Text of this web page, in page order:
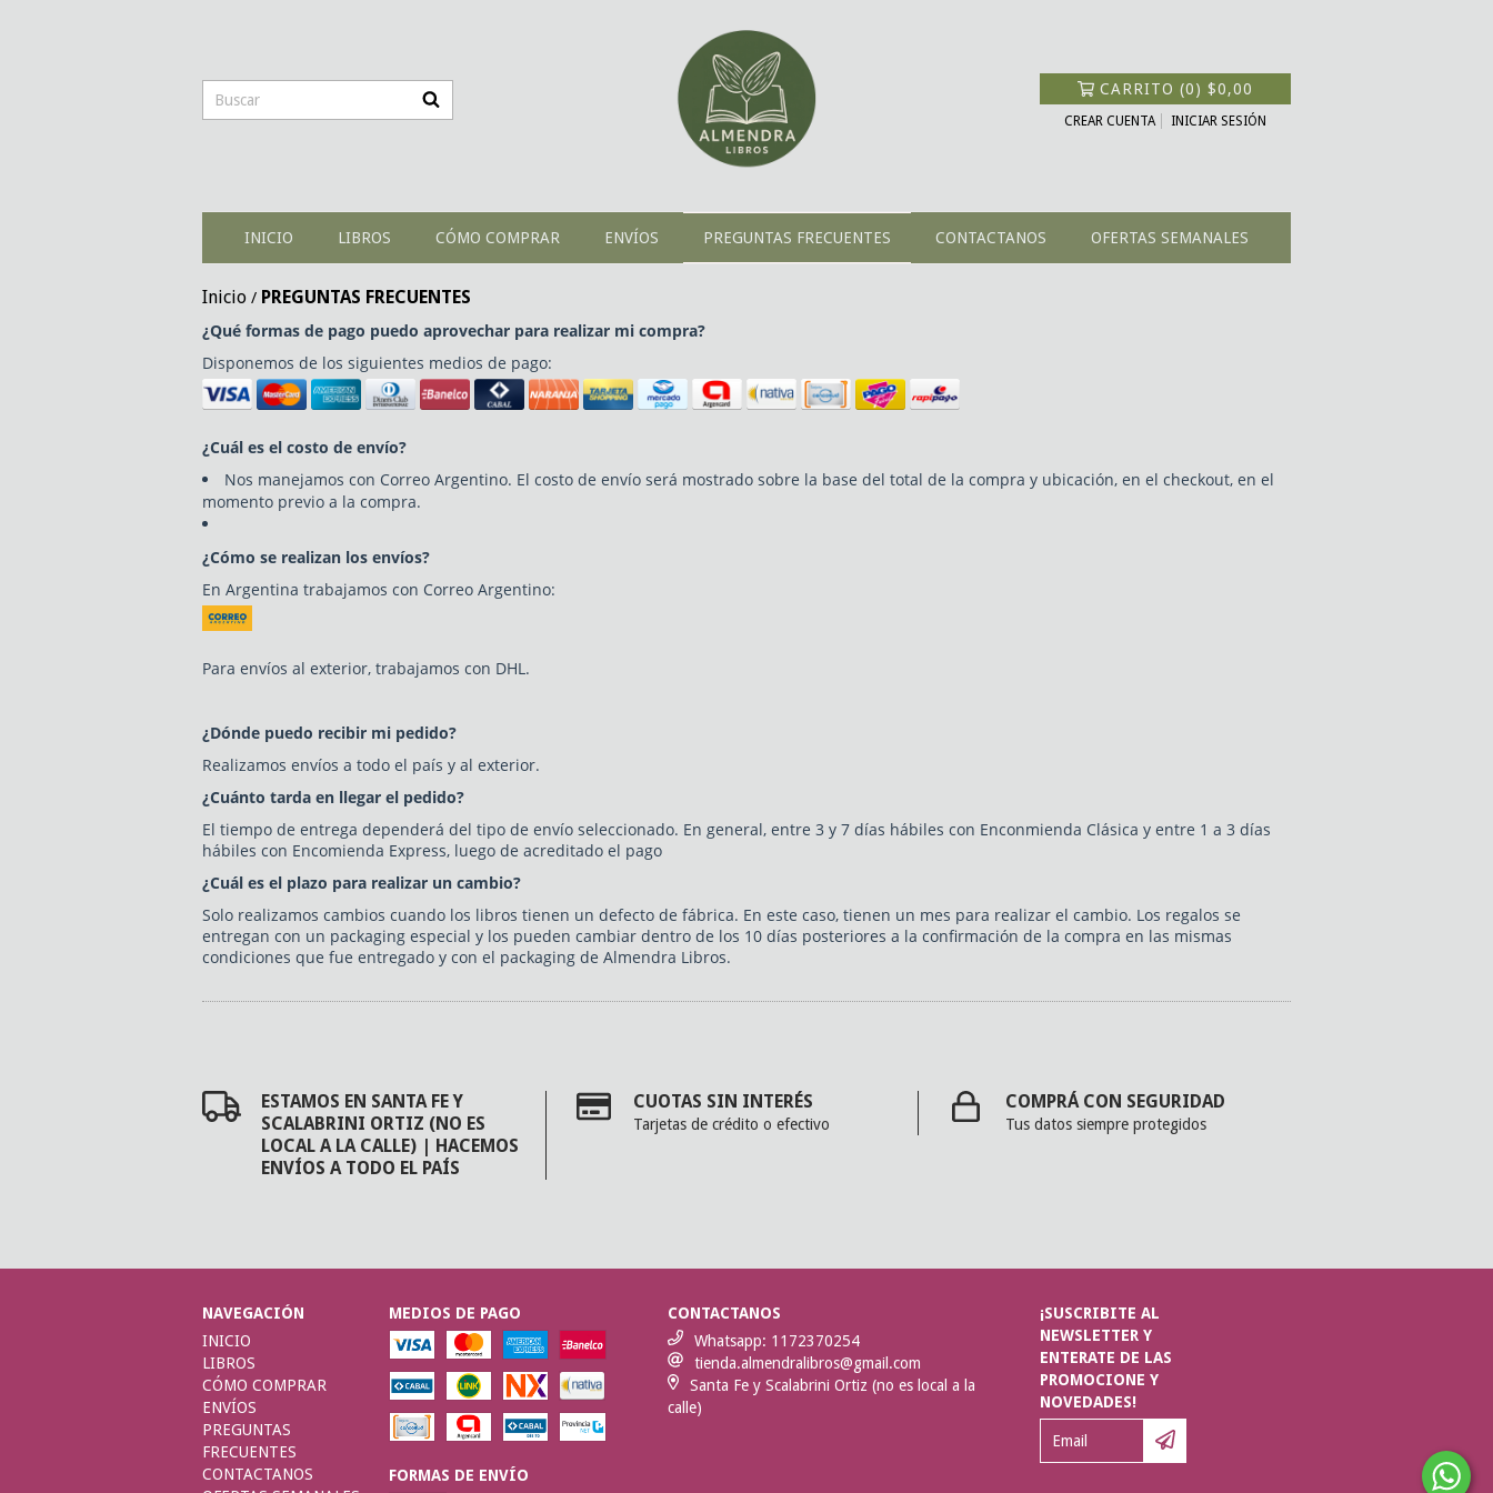
CARRITO (0)$0,00
CREAR CUENTA INICIAR SESIÓN
INICIO LIBROS CÓMO COMPRAR ENVÍOS PREGUNTAS FRECUENTES CONTACTANOS OFERTAS SEMANALES
Inicio / PREGUNTAS FRECUENTES
¿Qué formas de pago puedo aprovechar para realizar mi compra?
Disponemos de los siguientes medios de pago:
¿Cuál es el costo de envío?
Nos manejamos con Correo Argentino. El costo de envío será mostrado sobre la base del total de la compra y ubicación, en el checkout, en el
momento previo a la compra.
¿Cómo se realizan los envíos?
En Argentina trabajamos con Correo Argentino:
Para envíos al exterior, trabajamos con DHL.
¿Dónde puedo recibir mi pedido?
Realizamos envíos a todo el país y al exterior.
¿Cuánto tarda en llegar el pedido?
El tiempo de entrega dependerá del tipo de envío seleccionado. En general, entre 3 y 7 días hábiles con Enconmienda Clásica y entre 1 a 3 días
hábiles con Encomienda Express, luego de acreditado el pago
¿Cuál es el plazo para realizar un cambio?
Solo realizamos cambios cuando los libros tienen un defecto de fábrica. En este caso, tienen un mes para realizar el cambio. Los regalos se
entregan con un packaging especial y los pueden cambiar dentro de los 10 días posteriores a la confirmación de la compra en las mismas
condiciones que fue entregado y con el packaging de Almendra Libros.
ESTAMOS EN SANTA FE Y
SCALABRINI ORTIZ (NO ES
LOCAL A LA CALLE) | HACEMOS
ENVÍOS A TODO EL PAÍS
CUOTAS SIN INTERÉS
Tarjetas de crédito o efectivo
COMPRÁ CON SEGURIDAD
Tus datos siempre protegidos
NAVEGACIÓN
INICIO
LIBROS
CÓMO COMPRAR
ENVÍOS
PREGUNTAS
FRECUENTES
CONTACTANOS
MEDIOS DE PAGO
FORMAS DE ENVÍO
CONTACTANOS
Whatsapp: 1172370254
tienda.almendralibros@gmail.com
Santa Fe y Scalabrini Ortiz (no es local a la
calle)
¡SUSCRIBITE AL
NEWSLETTER Y
ENTERATE DE LAS
PROMOCIONE Y
NOVEDADES!